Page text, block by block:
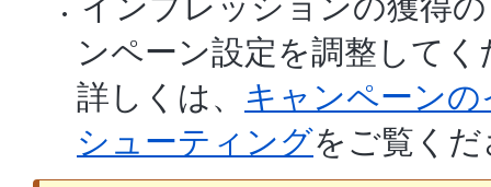
ンペーン設定を調整して
詳しくは、 キャンペーン
シューティングをご覧く